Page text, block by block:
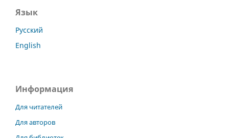
Язык
Русский
English
Информация
Для читателей
Для авторов